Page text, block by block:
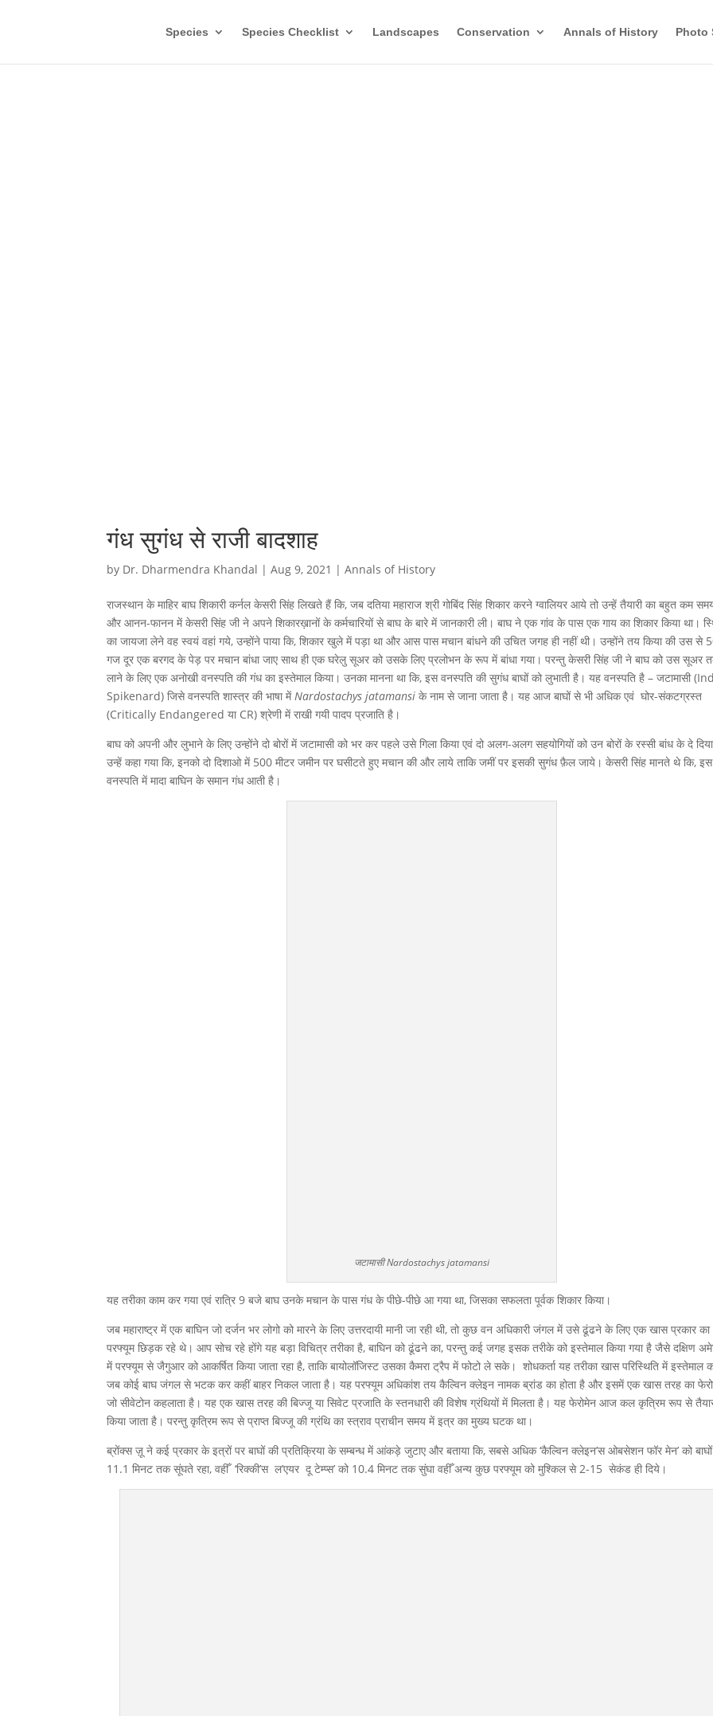
Species Species Checklist Landscapes Conservation Annals of History Photo
गंध सुगंध से राजी बादशाह
by Dr. Dharmendra Khandal |Aug 9, 2021 |Annals of History
राजस्थान के माहिर बाघ शिकारी कर्नल केसरी सिंह लिखते हैं कि, जब दतिया महाराज श्री गोबिंद सिंह शिकार करने ग्वालियर आये तो उन्हें तैयारी का बहुत कम
और आनन-फानन में केसरी सिंह जी ने अपने शिकारख़ानों के कर्मचारियों से बाघ के बारे में जानकारी ली। बाघ ने एक गांव के पास एक गाय का शिकार किया था।
का जायजा लेने वह स्वयं वहां गये, उन्होंने पाया कि, शिकार खुले में पड़ा था और आस पास मचान बांधने की उचित जगह ही नहीं थी। उन्होंने तय किया की उस से
गज दूर एक बरगद के पेड़ पर मचान बांधा जाए साथ ही एक घरेलु सूअर को उसके लिए प्रलोभन के रूप में बांधा गया। परन्तु केसरी सिंह जी ने बाघ को उस सूअर
लाने के लिए एक अनोखी वनस्पति की गंध का इस्तेमाल किया। उनका मानना था कि, इस वनस्पति की सुगंध बाघों को लुभाती है। यह वनस्पति है – जटामासी
Spikenard) जिसे वनस्पति शास्त्र की भाषा में Nardostachys jatamansi के नाम से जाना जाता है। यह आज बाघों से भी अधिक एवं घोर-संकटग्रस्त
(Critically Endangered या CR) श्रेणी में राखी गयी पादप प्रजाति है।
बाघ को अपनी और लुभाने के लिए उन्होंने दो बोरों में जटामासी को भर कर पहले उसे गिला किया एवं दो अलग-अलग सहयोगियों को उन बोरों के रस्सी बांध के दे
उन्हें कहा गया कि, इनको दो दिशाओ में 500 मीटर जमीन पर घसीटते हुए मचान की और लाये ताकि जमीं पर इसकी सुगंध फ़ैल जाये। केसरी सिंह मानते थे कि, इस
वनस्पति में मादा बाघिन के समान गंध आती है।
जटामासी Nardostachys jatamansi
यह तरीका काम कर गया एवं रात्रि 9 बजे बाघ उनके मचान के पास गंध के पीछे-पीछे आ गया था, जिसका सफलता पूर्वक शिकार किया।
जब महाराष्ट्र में एक बाघिन जो दर्जन भर लोगो को मारने के लिए उत्तरदायी मानी जा रही थी, तो कुछ वन अधिकारी जंगल में उसे ढूंढने के लिए एक खास प्रकार का
परफ्यूम छिड़क रहे थे। आप सोच रहे होंगे यह बड़ा विचित्र तरीका है, बाघिन को ढूंढने का, परन्तु कई जगह इसक तरीके को इस्तेमाल किया गया है जैसे दक्षिण
में परफ्यूम से जैगुआर को आकर्षित किया जाता रहा है, ताकि बायोलॉजिस्ट उसका कैमरा ट्रैप में फोटो ले सके। शोधकर्ता यह तरीका खास परिस्थिति में इस्तेमाल
जब कोई बाघ जंगल से भटक कर कहीं बाहर निकल जाता है। यह परफ्यूम अधिकांश तय कैल्विन क्लेइन नामक ब्रांड का होता है और इसमें एक खास तरह का
जो सीवेटोन कहलाता है। यह एक खास तरह की बिज्जू या सिवेट प्रजाति के स्तनधारी की विशेष ग्रंथियों में मिलता है। यह फेरोमेन आज कल कृत्रिम रूप से
किया जाता है। परन्तु कृत्रिम रूप से प्राप्त बिज्जू की ग्रंथि का स्त्राव प्राचीन समय में इत्र का मुख्य घटक था।
ब्रोंक्स ज़ू ने कई प्रकार के इत्रों पर बाघों की प्रतिक्रिया के सम्बन्ध में आंकड़े जुटाए और बताया कि, सबसे अधिक ‘कैल्विन क्लेइन’स ओबसेशन फॉर मेन’ को
11.1 मिनट तक सूंघते रहा, वहीँ ‘रिक्की’स ल’एयर दू टेम्प्स’ को 10.4 मिनट तक सुंघा वहीँ अन्य कुछ परफ्यूम को मुश्किल से 2-15 सेकंड ही दिये।